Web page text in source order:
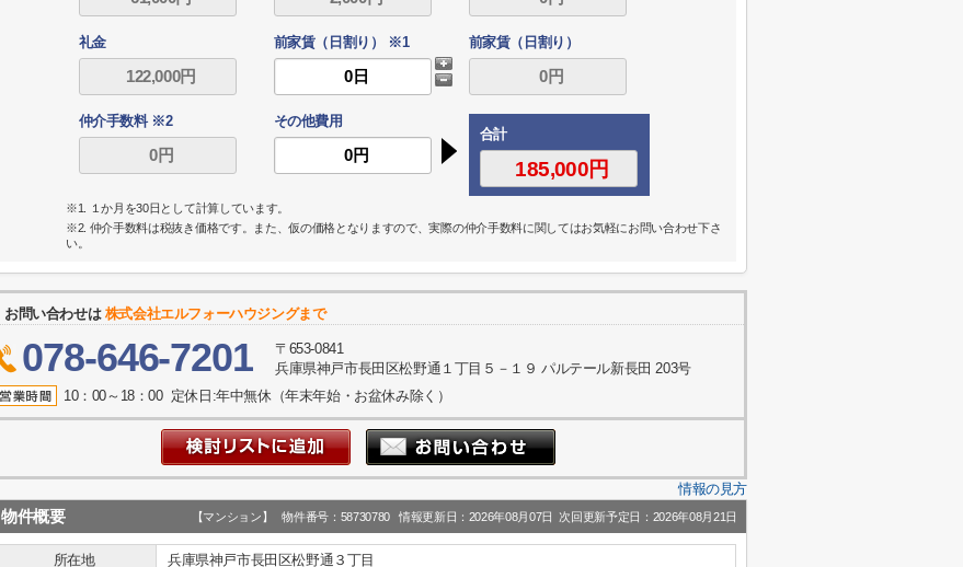
礼金 前家賃（日割り） ※1 前家賃（日割り）
仲介手数料 ※2
その他費用
合計
※1. １か月を30日として計算しています。
※2. 仲介手数料は税抜き価格です。また、仮の価格となりますので、実際の仲介手数料に関してはお気軽にお問い合わせ下さ
い。
お問い合わせは 株式会社エルフォーハウジングまで
078-646-7201
〒653-0841
兵庫県神戸市長田区松野通１丁目５－１９ パルテール新長田 203号
10：00～18：00 定休日:年中無休（年末年始・お盆休み除く）
情報の見方
物件概要 【マンション】 物件番号：58730780 情報更新日：2026年08月07日 次回更新予定日：2026年08月21日
所在地 兵庫県神戸市長田区松野通３丁目